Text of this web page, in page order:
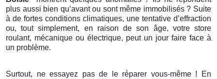
plus aussi bien qu’avant ou sont même immobilisés ? Suite
à de fortes conditions climatiques, une tentative d’effraction
ou, tout simplement, en raison de son âge, votre store
roulant, mécanique ou électrique, peut un jour faire face à
un problème.
Surtout, ne essayez pas de le réparer vous-même ! En